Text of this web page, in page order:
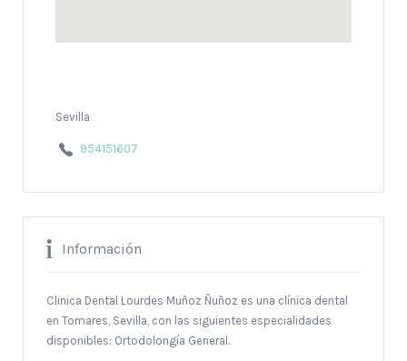
Sevilla
954151607
Información
Clinica Dental Lourdes Muñoz Ñuñoz es una clínica dental
en Tomares, Sevilla, con las siguientes especialidades
disponibles: Ortodolongía General.